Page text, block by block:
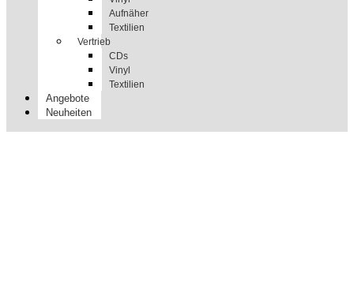
Aufnäher
Textilien
Vertrieb
CDs
Vinyl
Textilien
Angebote
Neuheiten